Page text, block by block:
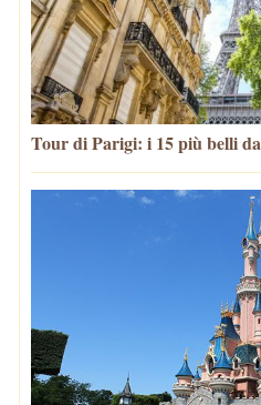
Tour di Parigi: i 15 più belli